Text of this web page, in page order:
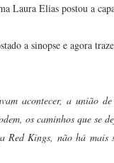
Laura Elias postou a
a sinopse e agora
acontecer, a união
os caminhos que se
Red Kings, não há mais